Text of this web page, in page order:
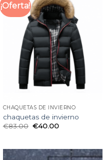
¡Oferta!
CHAQUETAS DE INVIERNO
chaquetas de invierno
€83.00 €40.00